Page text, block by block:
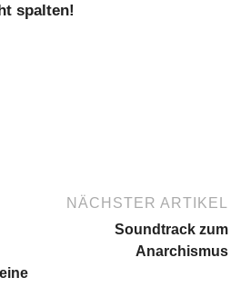
spalten!
NÄCHSTER ARTIKEL
Soundtrack zum
Anarchismus